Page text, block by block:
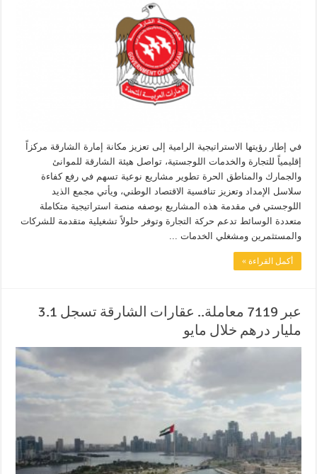
في إطار رؤيتها الاستراتيجية الرامية إلى تعزيز مكانة إمارة الشارقة مركزاً
إقليمياً للتجارة والخدمات اللوجستية، تواصل هيئة الشارقة للموانئ
والجمارك والمناطق الحرة تطوير مشاريع نوعية تسهم في رفع كفاءة
سلاسل الإمداد وتعزيز تنافسية الاقتصاد الوطني، ويأتي مجمع الذيد
اللوجستي في مقدمة هذه المشاريع بوصفه منصة استراتيجية متكاملة
متعددة الوسائط تدعم حركة التجارة وتوفر حلولاً تشغيلية متقدمة للشركات
والمستثمرين ومشغلي الخدمات ...
أكمل القراءة »
عبر 7119 معاملة.. عقارات الشارقة تسجل 3.1
مليار درهم خلال مايو